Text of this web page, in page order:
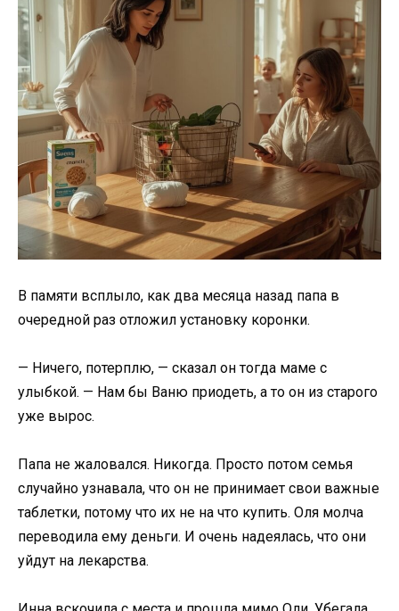
В памяти всплыло, как два месяца назад папа в
очередной раз отложил установку коронки.
— Ничего, потерплю, — сказал он тогда маме с
улыбкой. — Нам бы Ваню приодеть, а то он из старого
уже вырос.
Папа не жаловался. Никогда. Просто потом семья
случайно узнавала, что он не принимает свои важные
таблетки, потому что их не на что купить. Оля молча
переводила ему деньги. И очень надеялась, что они
уйдут на лекарства.